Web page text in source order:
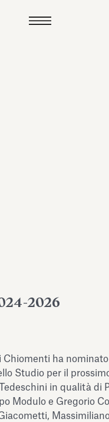
2026
Chiomenti ha
Studio per il
in qualità di
Modulo e Gregorio